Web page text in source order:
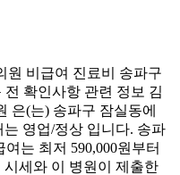
원 비급여 진료비 송파구
확인사항 관련 정보 김
은(는) 송파구 잠실동에
영업/정상 입니다. 송파
는 최저 590,000원부터
세와 이 병원이 제출한